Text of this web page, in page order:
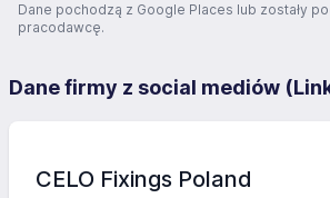
Dane pochodzą z Google Places lub zostały
pracodawcę.
Dane firmy z social mediów
CELO Fixings Poland